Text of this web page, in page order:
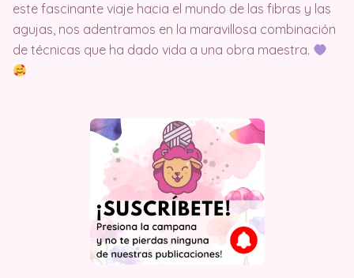
este fascinante viaje hacia el mundo de las fibras y las
agujas, nos adentramos en la maravillosa combinación
de técnicas que ha dado vida a una obra maestra.